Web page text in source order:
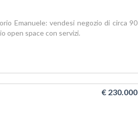
Emanuele: vendesi negozio di circa 90
open space con servizi.
€ 230.000